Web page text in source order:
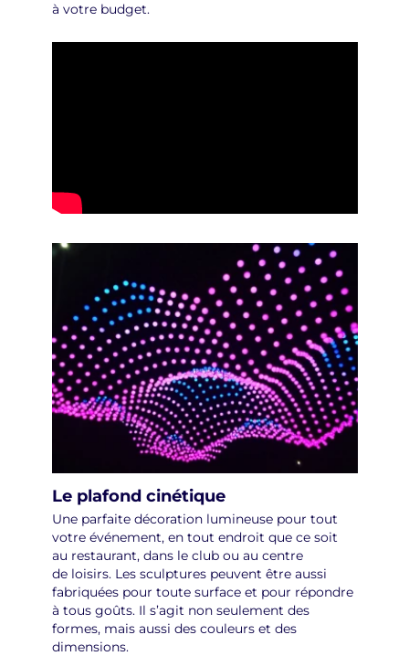
à votre budget.
Le plafond cinétique
Une parfaite décoration lumineuse pour tout
votre événement, en tout endroit que ce soit
au restaurant, dans le club ou au centre
de loisirs. Les sculptures peuvent être aussi
fabriquées pour toute surface et pour répondre
à tous goûts. Il s’agit non seulement des
formes, mais aussi des couleurs et des
dimensions.